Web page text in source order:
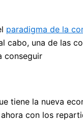
paradigma de la
cabo, una de las
conseguir
tiene la nueva
con los